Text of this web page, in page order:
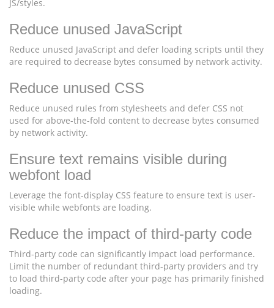
JS/styles.
Reduce unused JavaScript
Reduce unused JavaScript and defer loading scripts until they
are required to decrease bytes consumed by network activity.
Reduce unused CSS
Reduce unused rules from stylesheets and defer CSS not
used for above-the-fold content to decrease bytes consumed
by network activity.
Ensure text remains visible during
webfont load
Leverage the font-display CSS feature to ensure text is user-
visible while webfonts are loading.
Reduce the impact of third-party code
Third-party code can significantly impact load performance.
Limit the number of redundant third-party providers and try
to load third-party code after your page has primarily finished
loading.